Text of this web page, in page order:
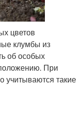
цветов
клумбы из
об особых
При
учитываются такие